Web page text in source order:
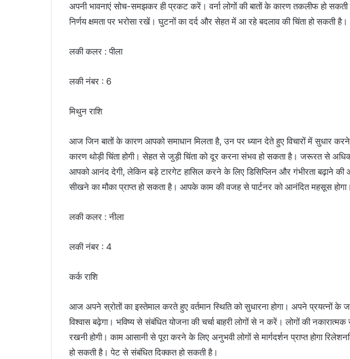
अपनी भावनाएं सोच-समझकर ही प्रकट करें। वर्ना लोगों की बातों के कारण तकलीफ हो
निर्णय क्षमता पर भरोसा रखें। घुटनों का दर्द और सेहत में आ रहे बदलाव की चिंता हो सकती है।
लकी कलर : पीला
लकी नंबर : 6
मिथुन राशि
आज जिन बातों के कारण आपको समाधान मिलता है, उन पर ध्यान देते हुए विचारों में सुधार
कारण थोड़ी चिंता होगी। सेहत से जुड़ी चिंता को दूर करना संभव हो सकता है। जरूरत से अधिक
आपको आनंद देगी, लेकिन बड़े टारगेट हासिल करने के लिए डिसिप्लिन और गंभीरता बढ़ाने की
सीखने का मौका प्राप्त हो सकता है। आपके काम की वजह से पार्टनर को आनंदित महसूस
लकी कलर : नीला
लकी नंबर : 4
कर्क राशि
आज अपने स्रोतों का इस्तेमाल करते हुए वर्तमान स्थिति को सुधारना होगा। अपने प्रयत्नों
विश्वास बढ़ेगा। भविष्य से संबंधित योजना की चर्चा बाहरी लोगों से न करें। लोगों की
रखनी होगी। काम आसानी से पूरा करने के लिए अनुभवी लोगों से मार्गदर्शन प्राप्त होगा
हो सकती है। पेट से संबंधित दिक्कत हो सकती है।